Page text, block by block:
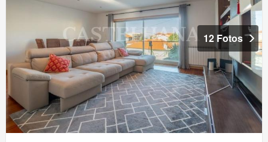
12 Fotos